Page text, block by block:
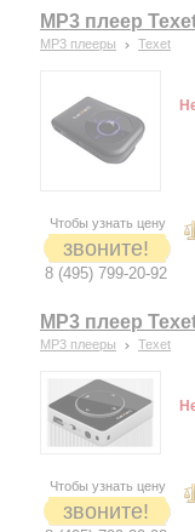
MP3 плеер
MP3 плееры Texet
Чтобы узнать цену
звоните!
8 (495) 799-20-92
MP3 плеер
MP3 плееры Texet
Чтобы узнать цену
звоните!